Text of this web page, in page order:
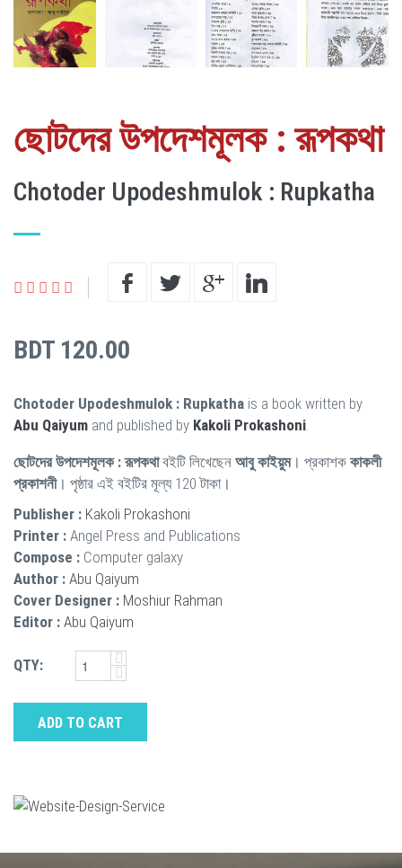
ছোটদের উপদেশমূলক : রূপকথা
Chotoder Upodeshmulok : Rupkatha
BDT 120.00
Chotoder Upodeshmulok : Rupkatha is a book written by
Abu Qaiyum and published by Kakoli Prokashoni
ছোটদের উপদেশমূলক : রূপকথাবইটি লিখেছেন আবু কাইয়ুম। প্রকাশক কাকলী
প্রকাশনী। পৃষ্ঠার এই বইটির মূল্য 120 টাকা।
Publisher : Kakoli Prokashoni
Printer : Angel Press and Publications
Compose : Computer galaxy
Author : Abu Qaiyum
Cover Designer : Moshiur Rahman
Editor : Abu Qaiyum
QTY:
ADD TO CART